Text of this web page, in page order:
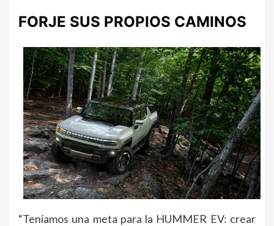
FORJE SUS PROPIOS CAMINOS
“Teníamos una meta para la HUMMER EV: crear